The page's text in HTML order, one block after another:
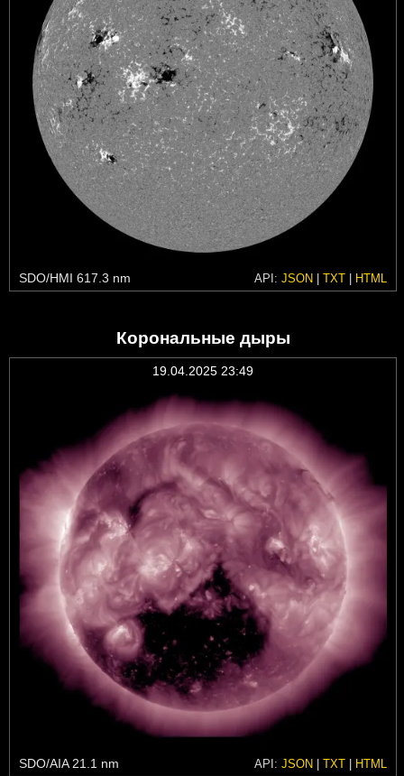
SDO/HMI 617.3 nm API: JSON | TXT | HTML
Корональные дыры
19.04.2025 23:49
SDO/AIA 21.1 nm API: JSON | TXT | HTML